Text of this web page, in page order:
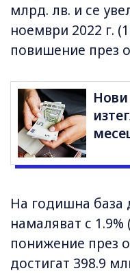
млрд. лв. и се
ноември 2022 г.
повишение през
На годишна база
намаляват с
понижение през
достигат 398.9